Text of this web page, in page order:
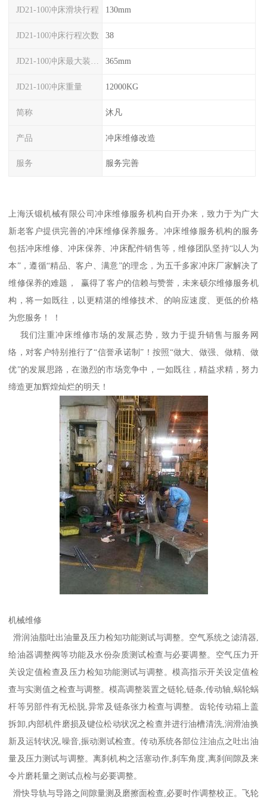
JD21-100冲床滑块行程 130mm
JD21-100冲床行程次数 38
365mm
JD21-100冲床重量 12000KG
简称 沐凡
产品 冲床维修改造
服务 服务完善
上海沃锻机械有限公司冲床维修服务机构自开办来，致力于为广大
新老客户提供完善的冲床维修保养服务。冲床维修服务机构的服务
包括冲床维修、冲床保养、冲床配件销售等，维修团队坚持“以人为
本”，遵循“精品、客户、满意”的理念，为五千多家冲床厂家解决了
维修保养的难题， 赢得了客户的信赖与赞誉，未来硕尔维修服务机
构，将一如既往，以更精湛的维修技术、的响应速度、更低的价格
为您服务！ ！
我们注重冲床维修市场的发展态势，致力于提升销售与服务网
络，对客户特别推行了“信誉承诺制”！按照“做大、做强、做精、做
优”的发展思路，在激烈的市场竞争中，一如既往，精益求精，努力
缔造更加辉煌灿烂的明天！
机械维修
滑润油脂吐出油量及压力检知功能测试与调整。空气系统之滤清器,
给油器调整阀等功能及水份杂质测试检查与必要调整。空气压力开
关设定值检查及压力检知功能测试与调整。模高指示开关设定值检
查与实测值之检查与调整。模高调整装置之链轮,链条,传动轴,蜗轮蜗
杆等另部件有无松脱,异常及链条张力检查与调整。齿轮传动箱上盖
拆卸,内部机件磨损及键位松动状况之检查并进行油槽清洗,润滑油换
新及运转状况,噪音,振动测试检查。传动系统各部位注油点之吐出油
量及压力测试与调整。离刹机构之活塞动作,刹车角度,离刹间隙及来
令片磨耗量之测试点检与必要调整。
滑快导轨与导路之间隙量测及磨擦面检查,必要时作调整校正。飞轮